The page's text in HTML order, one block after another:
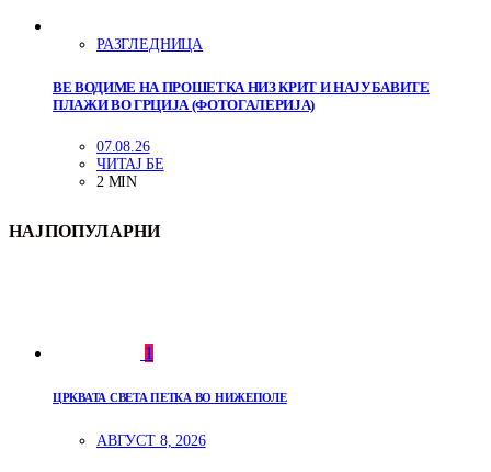
РАЗГЛЕДНИЦА
ВЕ ВОДИМЕ НА ПРОШЕТКА НИЗ КРИТ И НАЈУБАВИТЕ
ПЛАЖИ ВО ГРЦИЈА (ФОТОГАЛЕРИЈА)
07.08.26
ЧИТАЈ БЕ
2 MIN
НАЈПОПУЛАРНИ
1
ЦРКВАТА СВЕТА ПЕТКА ВО НИЖЕПОЛЕ
АВГУСТ 8, 2026